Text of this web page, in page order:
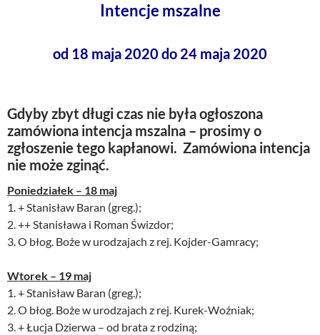
Intencje mszalne
od 18 maja 2020 do 24 maja 2020
Gdyby zbyt długi czas nie była ogłoszona
zamówiona intencja mszalna – prosimy o
zgłoszenie tego kapłanowi. Zamówiona intencja
nie może zginąć.
Poniedziałek – 18 maj
1. + Stanisław Baran (greg.);
2. ++ Stanisława i Roman Świzdor;
3. O błog. Boże w urodzajach z rej. Kojder-Gamracy;
Wtorek – 19 maj
1. + Stanisław Baran (greg.);
2. O błog. Boże w urodzajach z rej. Kurek-Woźniak;
3. + Łucja Dzierwa – od brata z rodziną;